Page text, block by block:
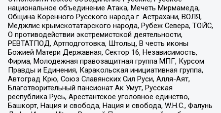
национальное объединение Атака, Мечеть Мирмамеда,
Община Коренного Русского народа г. Астрахани, ВОЛЯ,
Меджлис крымскотатарского народа, Рубеж Севера, ТОЙС,
О противодействии экстремистской деятельности,
РЕВТАТПОД, Артподготовка, Штольц, В честь иконы
Божией Матери Державная, Сектор 16, Независимость,
Фирма, Молодежная правозащитная группа МПГ, Курсом
Правды и Единения, Каракольская инициативная группа,
Автоград Крю, Союз Славянских Сил Руси, Алля-Аят,
Благотворительный пансионат Ак Умут, Русская
республика Русь, Арестантское уголовное единство,
Башкорт, Нация и свобода, Нация и свобода, W.H.С., Фалунь